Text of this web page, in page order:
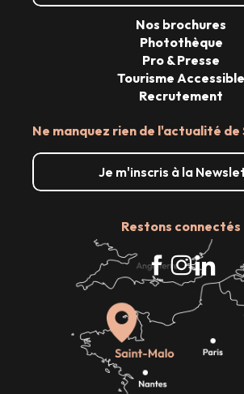
Ne manquez rien de l'actualité
Je m'inscris à la
Restons connectés
Nos brochures
Photothèque
Pro & Presse
Tourisme Accessible
Recrutement